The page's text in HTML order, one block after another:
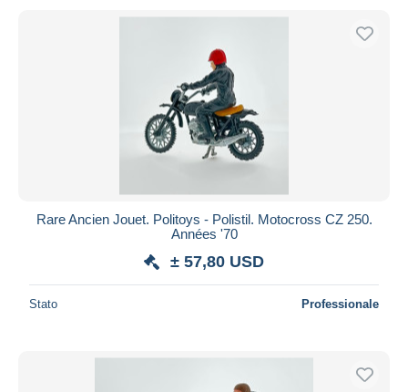
Rare Ancien Jouet. Politoys - Polistil. Motocross CZ 250.
Années '70
± 57,80 USD
Stato Professionale